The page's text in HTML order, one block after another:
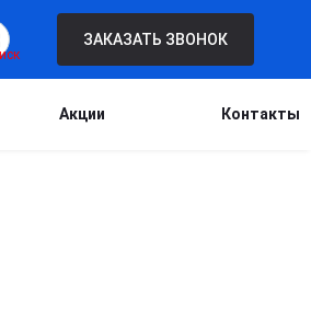
ЗАКАЗАТЬ ЗВОНОК
Акции Контакты